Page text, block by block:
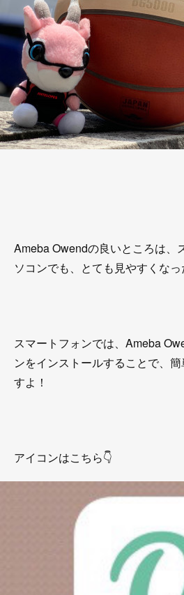
Ameba Owendの良いところは、
ソコンでも、とても見やすくな
スマートフォンでは、Ameba
ンをインストールすることで、
すよ！
アイコンはこちら👇